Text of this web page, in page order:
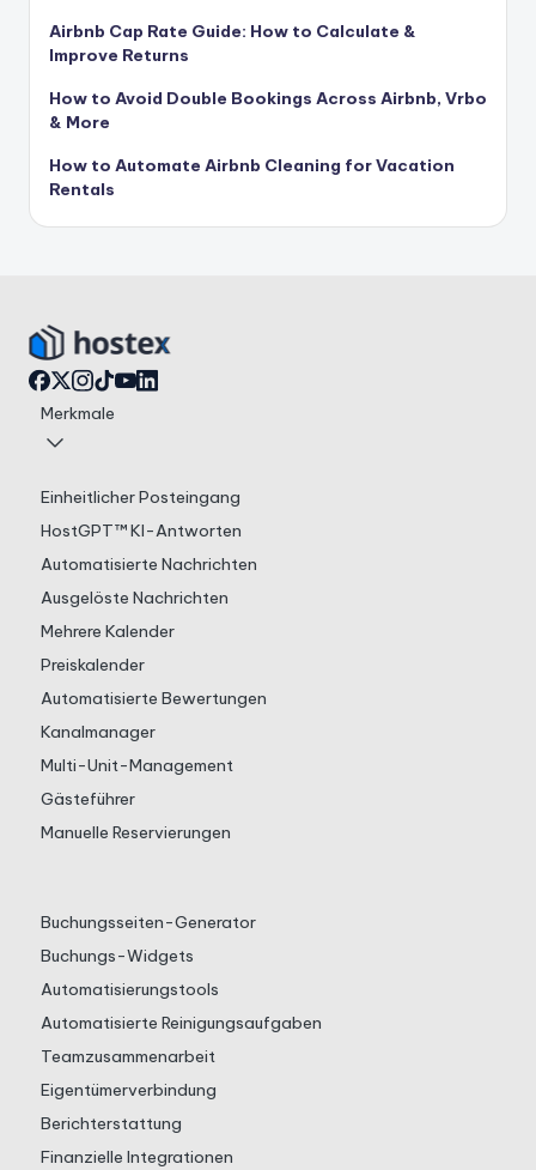
Airbnb Cap Rate Guide: How to Calculate &
Improve Returns
How to Avoid Double Bookings Across Airbnb, Vrbo
& More
How to Automate Airbnb Cleaning for Vacation
Rentals
Merkmale
Einheitlicher Posteingang
HostGPT™ KI-Antworten
Automatisierte Nachrichten
Ausgelöste Nachrichten
Mehrere Kalender
Preiskalender
Automatisierte Bewertungen
Kanalmanager
Multi-Unit-Management
Gästeführer
Manuelle Reservierungen
Buchungsseiten-Generator
Buchungs-Widgets
Automatisierungstools
Automatisierte Reinigungsaufgaben
Teamzusammenarbeit
Eigentümerverbindung
Berichterstattung
Finanzielle Integrationen